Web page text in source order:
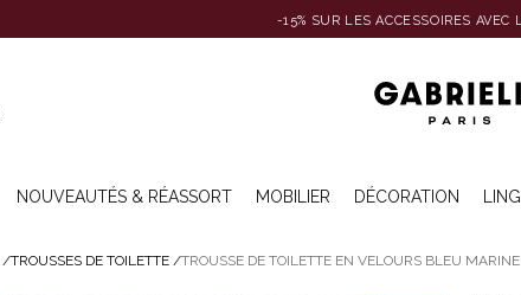
-15% SUR LES ACCESSOIRES AVEC
NOUVEAUTÉS & RÉASSORT MOBILIER DÉCORATION
/TROUSSES DE TOILETTE /TROUSSE DE TOILETTE EN VELOURS BLEU MARINE